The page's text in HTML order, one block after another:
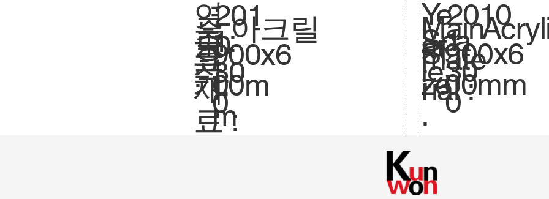
연
도
:
201
0
주
요
재
료 :
축
척.
아크릴
1:
30
0
크
기.
900x6
00m
m
Ye
ar
:
Main
mate
rial :
Sca
le.
Si
ze
.
2010
1:
30
0
900x6
00mm